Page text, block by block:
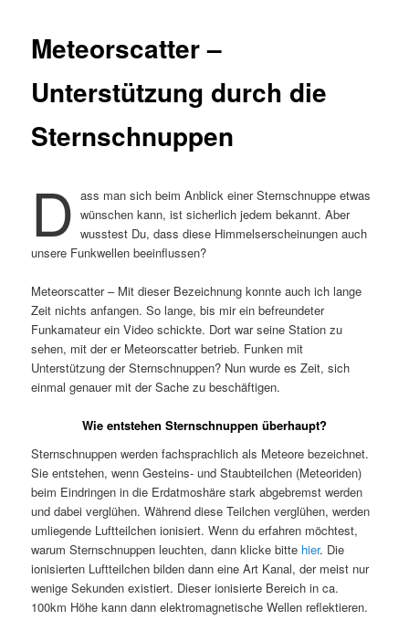
Meteorscatter –
Unterstützung durch die
Sternschnuppen
D ass man sich beim Anblick einer Sternschnuppe etwas
wünschen kann, ist sicherlich jedem bekannt. Aber
wusstest Du, dass diese Himmelserscheinungen auch
unsere Funkwellen beeinflussen?
Meteorscatter – Mit dieser Bezeichnung konnte auch ich lange
Zeit nichts anfangen. So lange, bis mir ein befreundeter
Funkamateur ein Video schickte. Dort war seine Station zu
sehen, mit der er Meteorscatter betrieb. Funken mit
Unterstützung der Sternschnuppen? Nun wurde es Zeit, sich
einmal genauer mit der Sache zu beschäftigen.
Wie entstehen Sternschnuppen überhaupt?
Sternschnuppen werden fachsprachlich als Meteore bezeichnet.
Sie entstehen, wenn Gesteins- und Staubteilchen (Meteoriden)
beim Eindringen in die Erdatmoshäre stark abgebremst werden
und dabei verglühen. Während diese Teilchen verglühen, werden
umliegende Luftteilchen ionisiert. Wenn du erfahren möchtest,
warum Sternschnuppen leuchten, dann klicke bitte hier. Die
ionisierten Luftteilchen bilden dann eine Art Kanal, der meist nur
wenige Sekunden existiert. Dieser ionisierte Bereich in ca.
100km Höhe kann dann elektromagnetische Wellen reflektieren.